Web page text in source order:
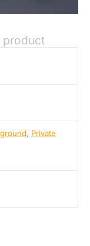
product
, Private